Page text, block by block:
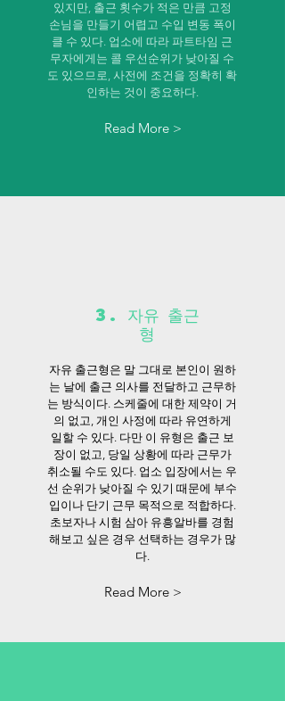
있지만, 출근 횟수가 적은 만큼 고정
손님을 만들기 어렵고 수입 변동 폭이
클 수 있다. 업소에 따라 파트타임 근
무자에게는 콜 우선순위가 낮아질 수
도 있으므로, 사전에 조건을 정확히 확
인하는 것이 중요하다.
Read More >
3. 자유 출근
형
자유 출근형은 말 그대로 본인이 원하
는 날에 출근 의사를 전달하고 근무하
는 방식이다. 스케줄에 대한 제약이 거
의 없고, 개인 사정에 따라 유연하게
일할 수 있다. 다만 이 유형은 출근 보
장이 없고, 당일 상황에 따라 근무가
취소될 수도 있다. 업소 입장에서는 우
선 순위가 낮아질 수 있기 때문에 부수
입이나 단기 근무 목적으로 적합하다.
초보자나 시험 삼아 유흥알바를 경험
해보고 싶은 경우 선택하는 경우가 많
다.
Read More >